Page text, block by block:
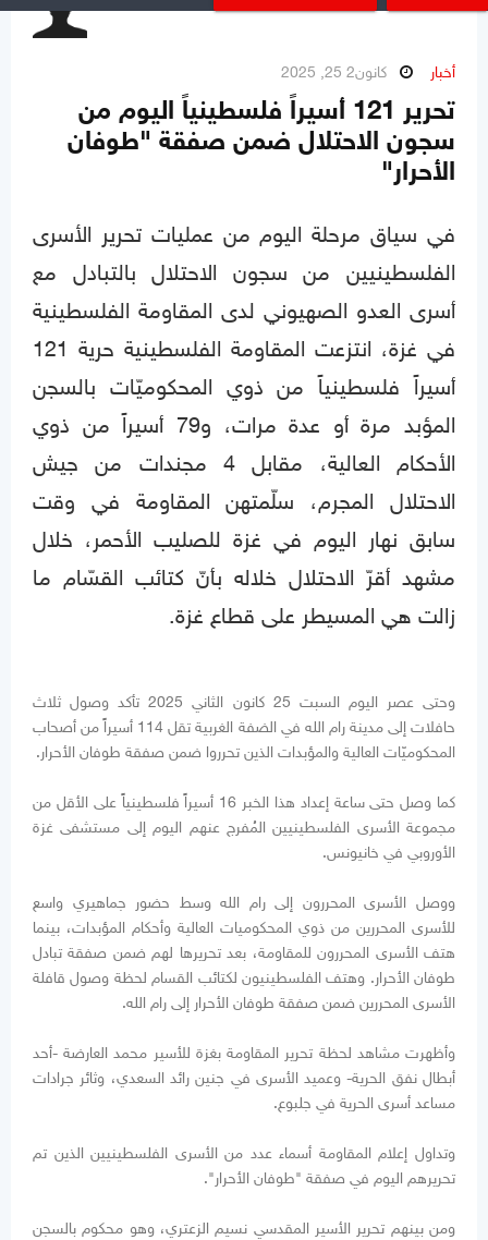
أخبار كانون2 25, 2025
تحرير 121 أسيراً فلسطينياً اليوم من
سجون الاحتلال ضمن صفقة "طوفان
الأحرار"
في سياق مرحلة اليوم من عمليات تحرير الأسرى
الفلسطينيين من سجون الاحتلال بالتبادل مع
أسرى العدو الصهيوني لدى المقاومة الفلسطينية
في غزة، انتزعت المقاومة الفلسطينية حرية 121
أسيراً فلسطينياً من ذوي المحكوميّات بالسجن
المؤبد مرة أو عدة مرات، و79 أسيراً من ذوي
الأحكام العالية، مقابل 4 مجندات من جيش
الاحتلال المجرم، سلّمتهن المقاومة في وقت
سابق نهار اليوم في غزة للصليب الأحمر، خلال
مشهد أقرّ الاحتلال خلاله بأنّ كتائب القسّام ما
زالت هي المسيطر على قطاع غزة.
وحتى عصر اليوم السبت 25 كانون الثاني 2025 تأكد وصول ثلاث
حافلات إلى مدينة رام الله في الضفة الغربية تقل 114 أسيراً من أصحاب
المحكوميّات العالية والمؤبدات الذين تحرروا ضمن صفقة طوفان الأحرار.
كما وصل حتى ساعة إعداد هذا الخبر 16 أسيراً فلسطينياً على الأقل من
مجموعة الأسرى الفلسطينيين المُفرج عنهم اليوم إلى مستشفى غزة
الأوروبي في خانيونس.
ووصل الأسرى المحررون إلى رام الله وسط حضور جماهيري واسع
للأسرى المحررين من ذوي المحكوميات العالية وأحكام المؤبدات، بينما
هتف الأسرى المحررون للمقاومة، بعد تحريرها لهم ضمن صفقة تبادل
طوفان الأحرار. وهتف الفلسطينيون لكتائب القسام لحظة وصول قافلة
الأسرى المحررين ضمن صفقة طوفان الأحرار إلى رام الله.
وأظهرت مشاهد لحظة تحرير المقاومة بغزة للأسير محمد العارضة -أحد
أبطال نفق الحرية- وعميد الأسرى في جنين رائد السعدي، وثائر جرادات
مساعد أسرى الحرية في جلبوع.
وتداول إعلام المقاومة أسماء عدد من الأسرى الفلسطينيين الذين تم
تحريرهم اليوم في صفقة "طوفان الأحرار".
ومن بينهم تحرير الأسير المقدسي نسيم الزعتري، وهو محكوم بالسجن